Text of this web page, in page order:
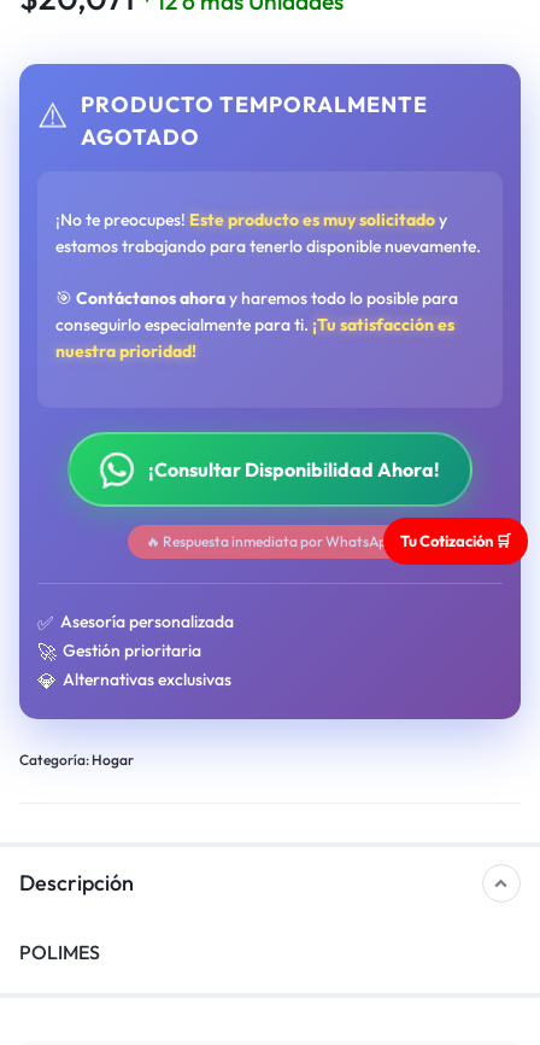
⚠️ PRODUCTO TEMPORALMENTE
AGOTADO
¡No te preocupes! Este producto es muy solicitadoy
estamos trabajando para tenerlo disponible nuevamente.
🎯 Contáctanos ahoray haremos todo lo posible para
conseguirlo especialmente para ti. ¡Tu satisfacción es
nuestra prioridad!
¡Consultar Disponibilidad Ahora!
🔥 Respuesta inmediata por WhatsApp
✅ Asesoría personalizada
🚀 Gestión prioritaria
💎 Alternativas exclusivas
Categoría: Hogar
Descripción
POLIMES
Tu Cotización 🛒